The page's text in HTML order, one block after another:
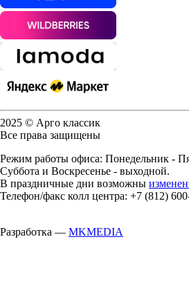
2025 © Арго классик
Все права защищены
Режим работы офиса: Понедельник -
Суббота и Воскресенье - выходной.
В праздничные дни возможны
Телефон/факс колл центра: +7 (812)
Разработка — MKMEDIA